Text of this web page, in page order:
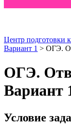
Центр подготовки
Вариант 1 > ОГЭ.
ОГЭ.
Вариант
Условие